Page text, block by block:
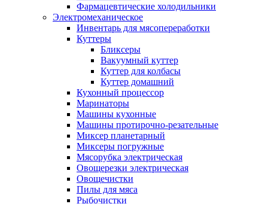
Фармацевтические холодильники
Электромеханическое
Инвентарь для мясопереработки
Куттеры
Бликсеры
Вакуумный куттер
Куттер для колбасы
Куттер домашний
Кухонный процессор
Маринаторы
Машины кухонные
Машины протирочно-резательные
Миксер планетарный
Миксеры погружные
Мясорубка электрическая
Овощерезки электрическая
Овощечистки
Пилы для мяса
Рыбочистки